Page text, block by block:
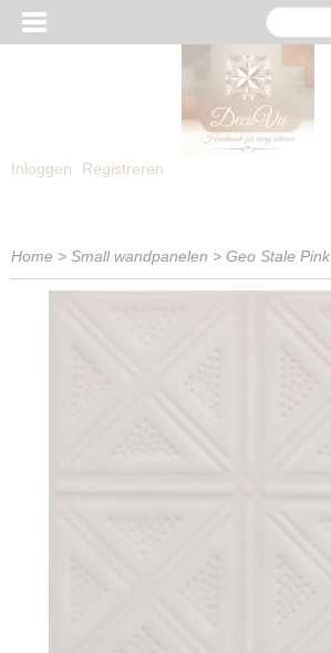
Inloggen Registreren
Home > Small wandpanelen > Geo Stale Pink